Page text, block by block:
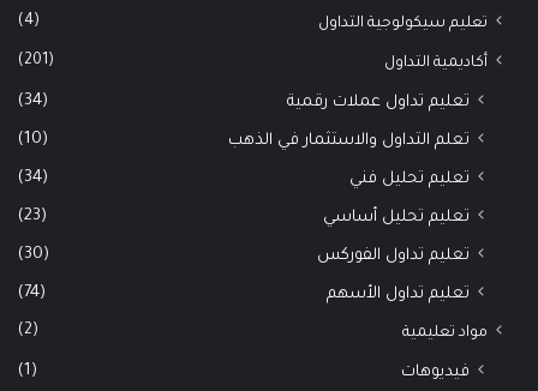
تعليم سيكولوجية التداول (4)
أكاديمية التداول (201)
تعليم تداول عملات رقمية (34)
تعلم التداول والاستثمار في الذهب (10)
تعليم تحليل فني (34)
تعليم تحليل أساسي (23)
تعليم تداول الفوركس (30)
تعليم تداول الأسهم (74)
مواد تعليمية (2)
فيديوهات (1)